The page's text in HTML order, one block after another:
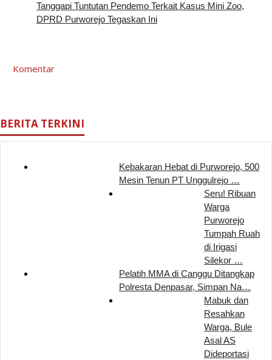
Tanggapi Tuntutan Pendemo Terkait Kasus Mini Zoo,
DPRD Purworejo Tegaskan Ini
Komentar
BERITA TERKINI
Kebakaran Hebat di Purworejo, 500
Mesin Tenun PT Unggulrejo …
Seru! Ribuan
Warga
Purworejo
Tumpah Ruah
di Irigasi
Silekor …
Pelatih MMA di Canggu Ditangkap
Polresta Denpasar, Simpan Na…
Mabuk dan
Resahkan
Warga, Bule
Asal AS
Dideportasi